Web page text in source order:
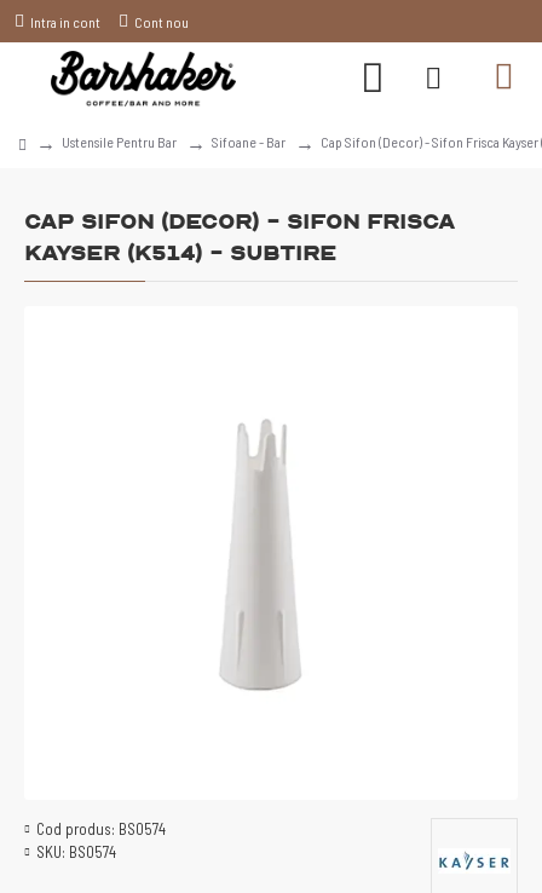
Intra in cont Cont nou
Ustensile Pentru Bar Sifoane - Bar Cap Sifon (Decor) - Sifon Frisca Kayser
Cap Sifon (Decor) - Sifon Frisca
Kayser (K514) - Subtire
Cod produs: BS0574
SKU: BS0574